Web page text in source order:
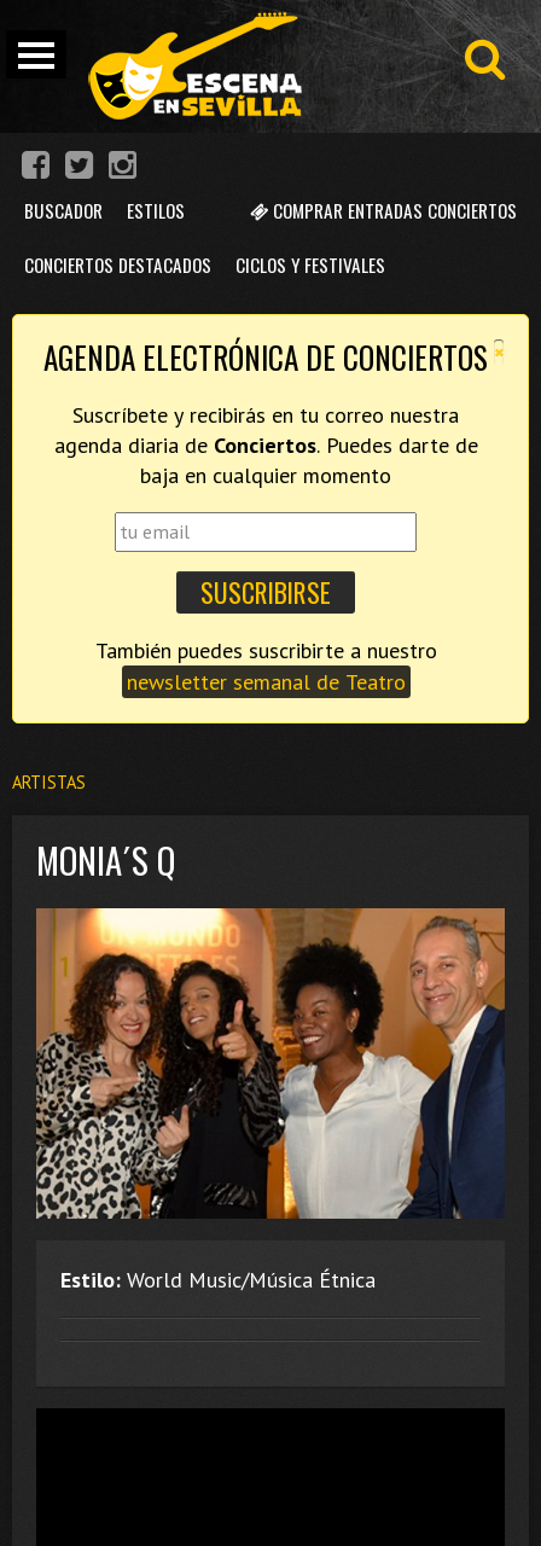
COMPRAR ENTRADAS CONCIERTOS
BUSCADOR ESTILOS
CONCIERTOS DESTACADOS CICLOS Y FESTIVALES
×
AGENDA ELECTRÓNICA DE CONCIERTOS
Suscríbete y recibirás en tu correo nuestra
agenda diaria de Conciertos. Puedes darte de
baja en cualquier momento
newsletter semanal de Teatro
ARTISTAS
MONIA´S Q
Estilo: World Music/Música Étnica